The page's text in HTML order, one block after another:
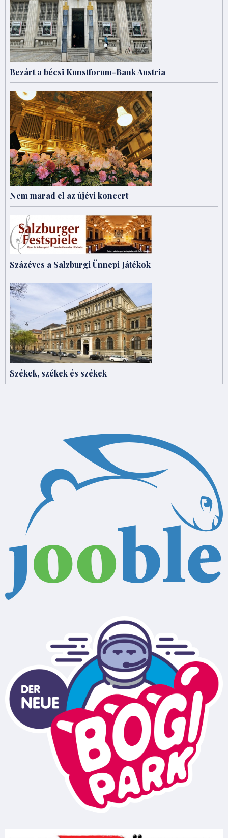
Bezárt a bécsi Kunstforum-Bank Austria
Nem marad el az újévi koncert
Százéves a Salzburgi Ünnepi Játékok
Székek, székek és székek